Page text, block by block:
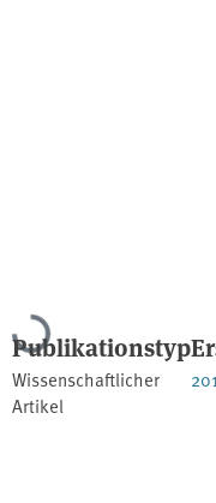
Lade...
Publikationstyp
Wissenschaftlicher
Artikel